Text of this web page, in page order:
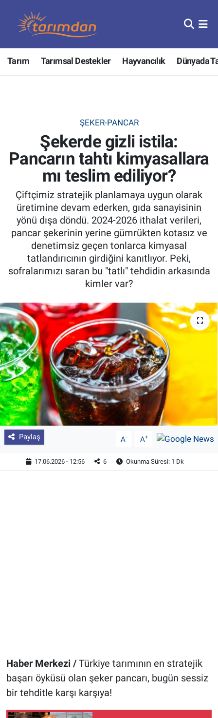
Tarım Tarımsal Destekler Hayvancılık Dünyada
ŞEKER-PANCAR
Şekerde gizli istila:
Pancarın tahtı kimyasallara
mı teslim ediliyor?
Çiftçimiz stratejik planlamaya uygun olarak
üretimine devam ederken, gıda sanayisinin
yönü dışa döndü. 2024-2026 ithalat verileri,
pancar şekerinin yerine gümrükten kotasız ve
denetimsiz geçen tonlarca kimyasal
tatlandırıcının girdiğini kanıtlıyor. Peki,
sofralarımızı saran bu "tatlı" tehdidin arkasında
kimler var?
Paylaş A- A+
17.06.2026 - 12:56 6 Okunma Süresi: 1 Dk
Haber Merkezi /Türkiye tarımının en stratejik
başarı öyküsü olan şeker pancarı, bugün sessiz
bir tehditle karşı karşıya!
Tarım
Hayvancılık
Tarımsal Destekler
Tarım Bakanlığı
Tarım Kredi Kooperatifleri
Pankobirlik
Et fiyatları
Yetiştirici Soruyor
Dünyada Tarım
Üretici Birlikleri
Şeker ve Şekerli Mamüller
Tahıllar ve Baklagiller
Tohum
Nöbetçi Eczaneler
Hava Durumu
Tüm Manşetler
Son Dakika Haberleri